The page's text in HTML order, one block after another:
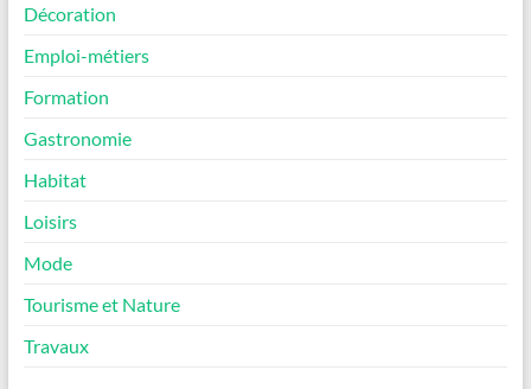
Décoration
Emploi-métiers
Formation
Gastronomie
Habitat
Loisirs
Mode
Tourisme et Nature
Travaux